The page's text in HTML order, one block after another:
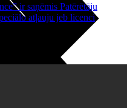
ir saņēmis Patērētāju
atļauju jeb licenci